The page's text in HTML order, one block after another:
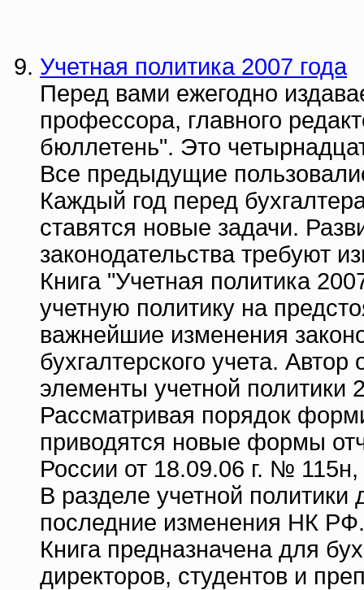
Учетная политика 2007 года
Перед вами ежегодно
профессора, главного
бюллетень". Это
Все предыдущие
Каждый год перед
ставятся новые задачи.
законодательства требуют
Книга "Учетная политика
учетную политику на
важнейшие изменения
бухгалтерского учета.
элементы учетной политики
Рассматривая порядок
приводятся новые формы
России от 18.09.06 г. № 115н,
В разделе учетной
последние изменения НК РФ.
Книга предназначена для
директоров, студентов и